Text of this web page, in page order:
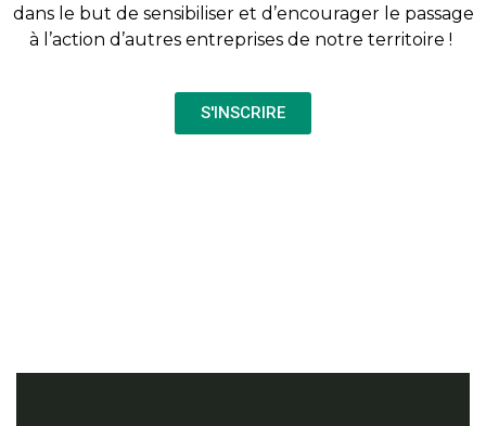
dans le but de sensibiliser et d’encourager le passage
à l’action d’autres entreprises de notre territoire !
S'INSCRIRE